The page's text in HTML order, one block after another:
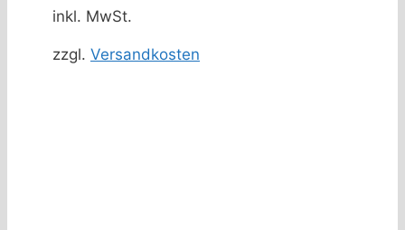
inkl. MwSt.
zzgl. Versandkosten